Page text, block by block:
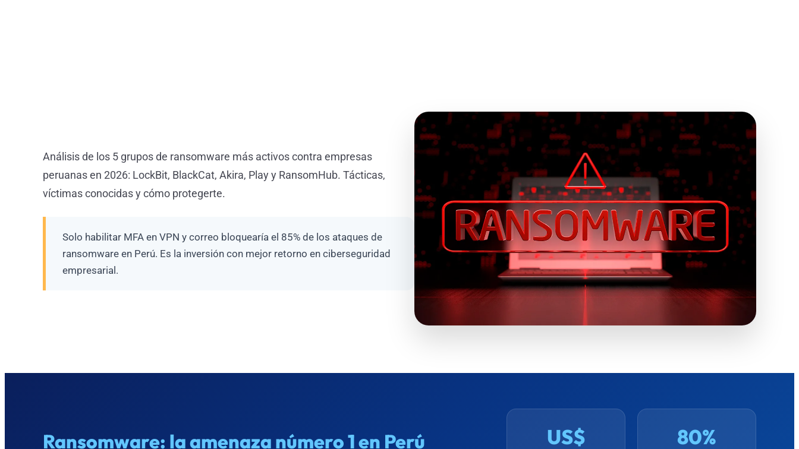
Análisis de los 5 grupos de ransomware más activos contra empresas
peruanas en 2026: LockBit, BlackCat, Akira, Play y RansomHub. Tácticas,
víctimas conocidas y cómo protegerte.
Solo habilitar MFA en VPN y correo bloquearía el 85% de los ataques de
ransomware en Perú. Es la inversión con mejor retorno en ciberseguridad
empresarial.
Ransomware: la amenaza número 1 en Perú
US$
80%